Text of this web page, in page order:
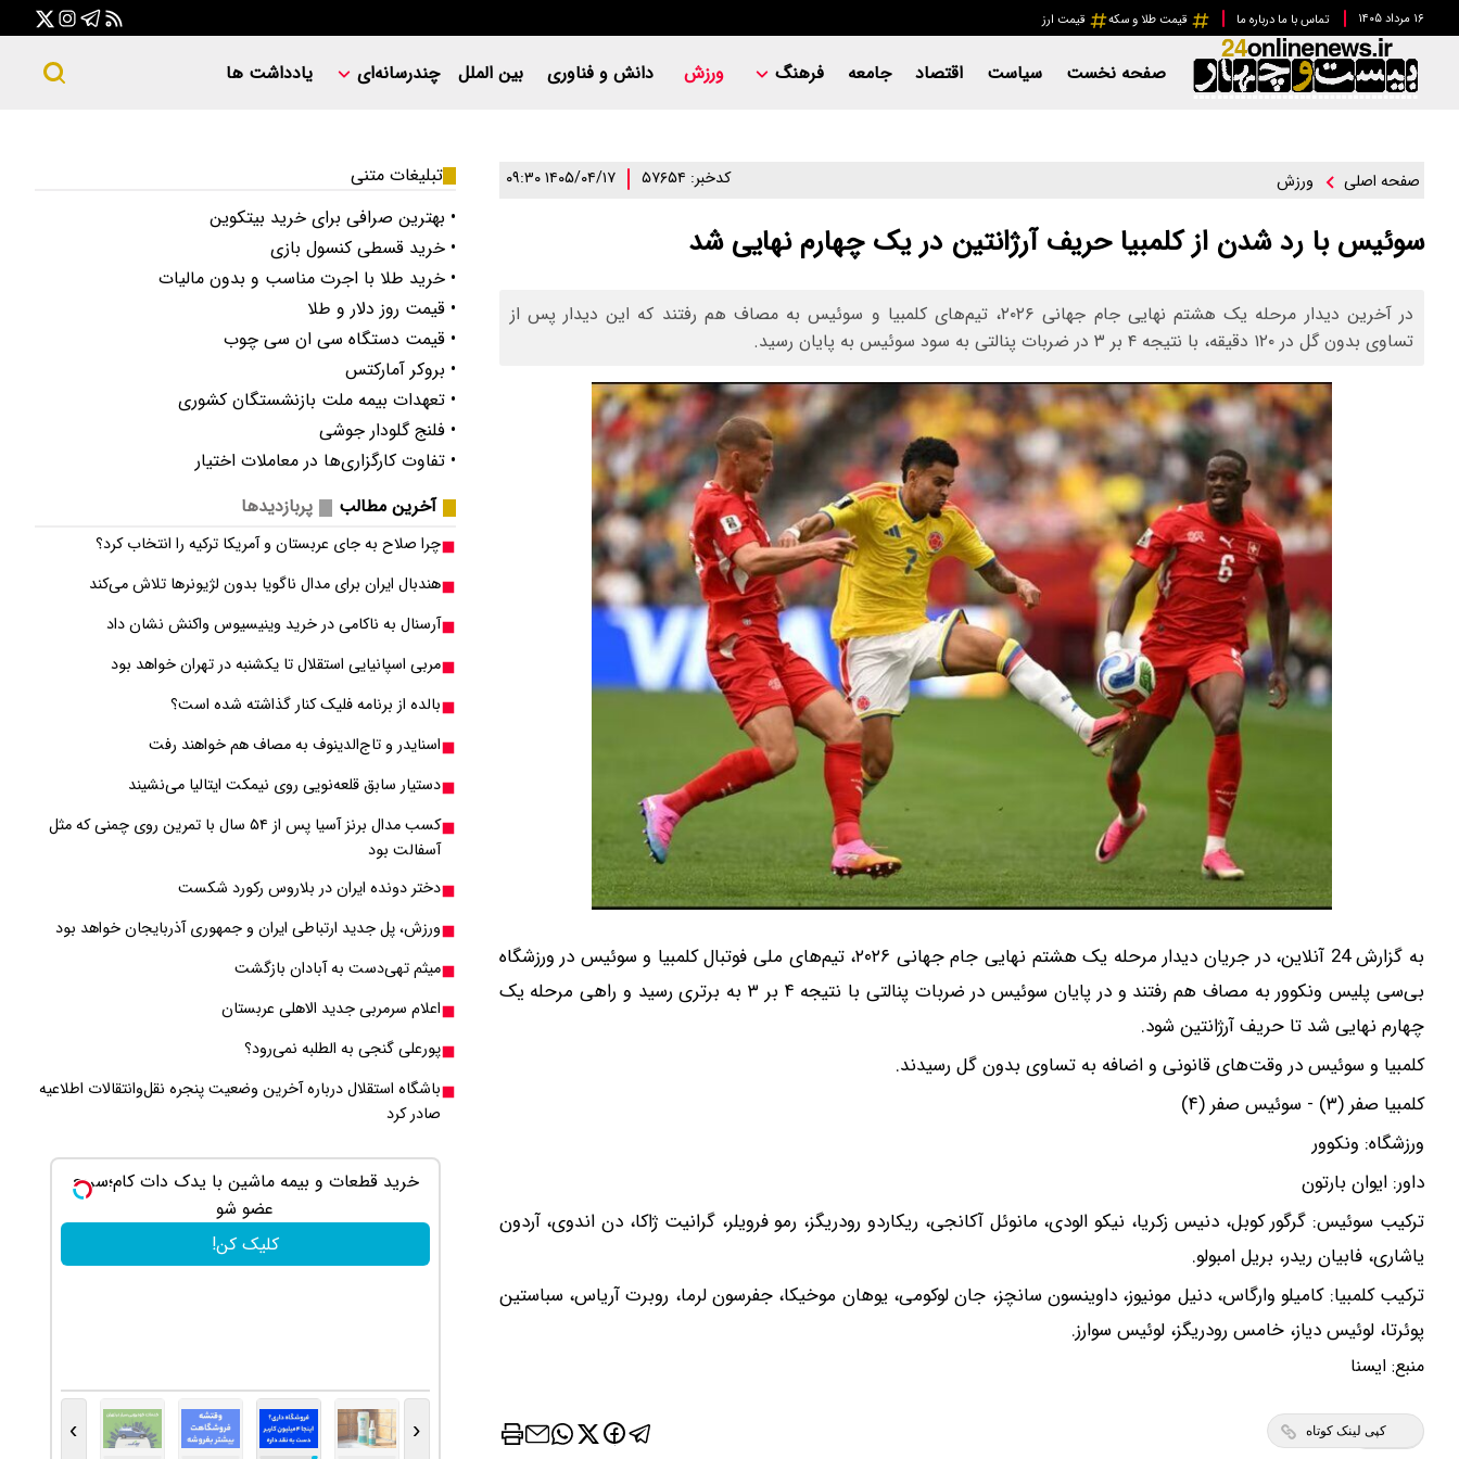
۱۶ مرداد ۱۴۰۵ تماس با ما درباره ما قیمت طلا و سکه قیمت ارز
صفحه نخست سیاست اقتصاد جامعه فرهنگ ورزش دانش و فناوری بین الملل چندرسانه‌ای یادداشت ها
صفحه اصلی ورزش کدخبر: ۵۷۶۵۴ ۱۴۰۵/۰۴/۱۷ ۰۹:۳۰
سوئیس با رد شدن از کلمبیا حریف آرژانتین در یک چهارم نهایی شد
در آخرین دیدار مرحله یک هشتم نهایی جام جهانی ۲۰۲۶، تیم‌های کلمبیا و سوئیس به مصاف هم رفتند که این دیدار پس از
تساوی بدون گل در ۱۲۰ دقیقه، با نتیجه ۴ بر ۳ در ضربات پنالتی به سود سوئیس به پایان رسید.
به گزارش 24 آنلاین، در جریان دیدار مرحله یک هشتم نهایی جام جهانی ۲۰۲۶، تیم‌های ملی فوتبال کلمبیا و سوئیس در ورزشگاه
بی‌سی پلیس ونکوور به مصاف هم رفتند و در پایان سوئیس در ضربات پنالتی با نتیجه ۴ بر ۳ به برتری رسید و راهی مرحله یک
چهارم نهایی شد تا حریف آرژانتین شود.
کلمبیا و سوئیس در وقت‌های قانونی و اضافه به تساوی بدون گل رسیدند.
کلمبیا صفر (۳) - سوئیس صفر (۴)
ورزشگاه: ونکوور
داور: ایوان بارتون
ترکیب سوئیس: گرگور کوبل، دنیس زکریا، نیکو الودی، مانوئل آکانجی، ریکاردو رودریگز، رمو فرویلر، گرانیت ژاکا، دن اندوی، آردون
یاشاری، فابیان ریدر، بریل امبولو.
ترکیب کلمبیا: کامیلو وارگاس، دنیل مونیوز، داوینسون سانچز، جان لوکومی، یوهان موخیکا، جفرسون لرما، روبرت آریاس، سباستین
پوئرتا، لوئیس دیاز، خامس رودریگز، لوئیس سوارز.
منبع: ايسنا
کپی لینک کوتاه
تبلیغات متنی
• بهترین صرافی برای خرید بیتکوین
• خرید قسطی کنسول بازی
• خرید طلا با اجرت مناسب و بدون مالیات
• قیمت روز دلار و طلا
• قیمت دستگاه سی ان سی چوب
• بروکر آمارکتس
• تعهدات بیمه ملت بازنشستگان کشوری
• فلنج گلودار جوشی
• تفاوت کارگزاری‌ها در معاملات اختیار
آخرین مطالب
پربازدیدها
چرا صلاح به جای عربستان و آمریکا ترکیه را انتخاب کرد؟
هندبال ایران برای مدال ناگویا بدون لژیونرها تلاش می‎‌کند
آرسنال به ناکامی در خرید وینیسیوس واکنش نشان داد
مربی اسپانیایی استقلال تا یکشنبه در تهران خواهد بود
بالده از برنامه فلیک کنار گذاشته شده است؟
اسنایدر و تاج‌الدینوف به مصاف هم خواهند رفت
دستیار سابق قلعه‌نویی روی نیمکت ایتالیا می‌نشیند
کسب مدال برنز آسیا پس از ۵۴ سال با تمرین روی چمنی که مثل
آسفالت بود
دختر دونده ایران در بلاروس رکورد شکست
ورزش، پل جدید ارتباطی ایران و جمهوری آذربایجان خواهد بود
میثم تهی‌دست به آبادان بازگشت
اعلام سرمربی جدید الاهلی عربستان
پورعلی گنجی به الطلبه نمی‌رود؟
باشگاه استقلال درباره آخرین وضعیت پنجره نقل‌وانتقالات اطلاعیه
صادر کرد
پک تقویت موی جلبک توی حمومت
خالیه!45%تخفیف
خرید محصول
بیشتر
بیشتر، آماده‌ای؟
خرید قطعات و بیمه ماشین با یدک دات کام؛سریع
عضو شو
کلیک کن!
‹
›